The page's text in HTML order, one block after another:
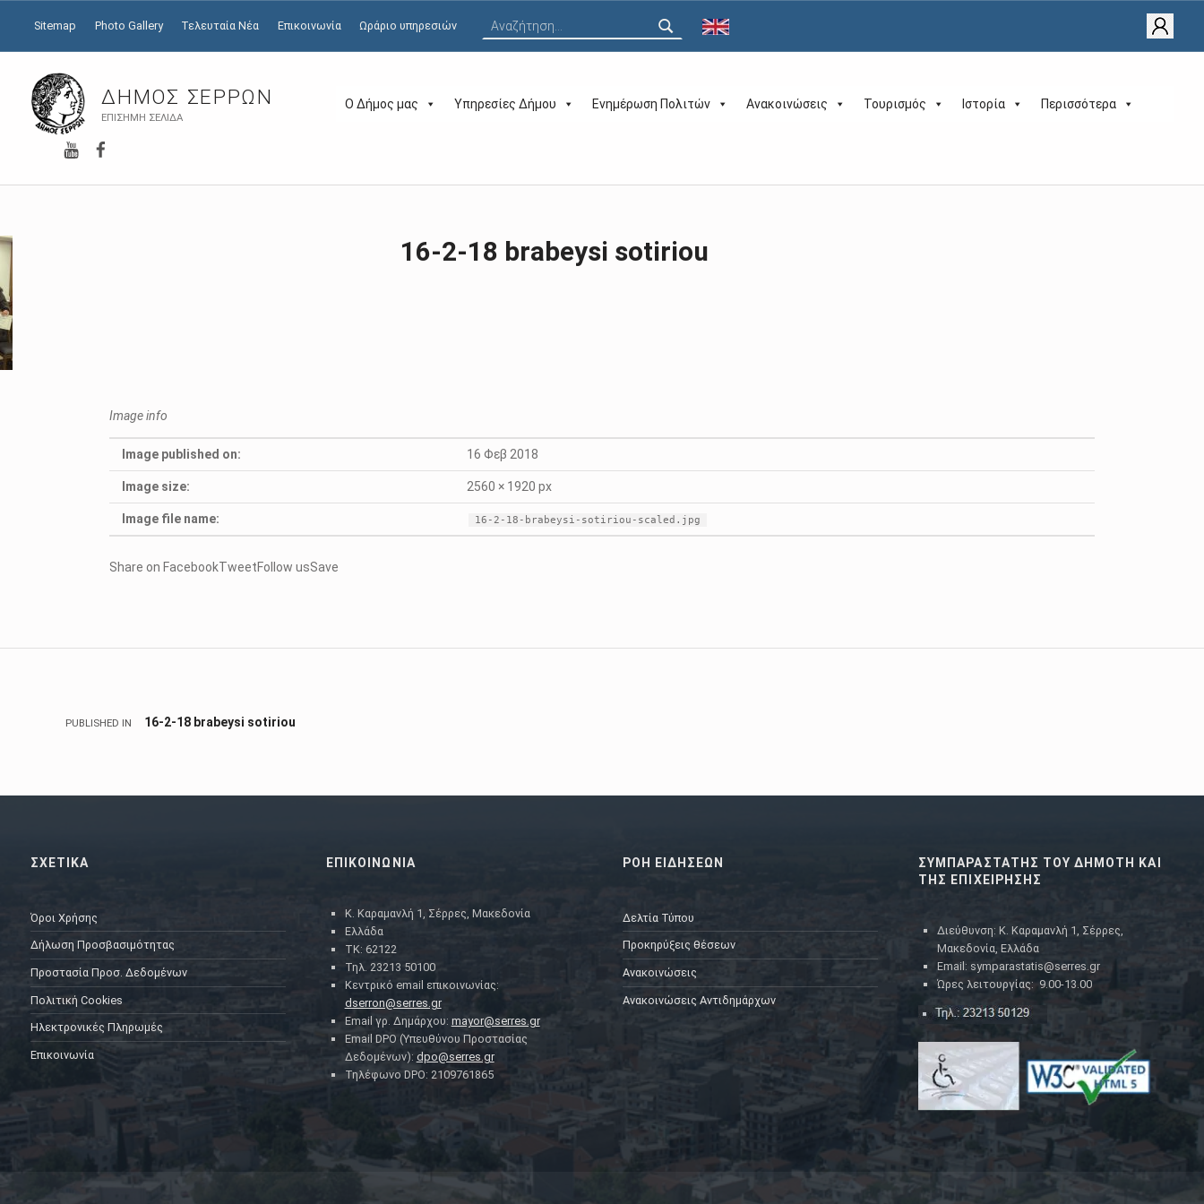
ΔΉΜΟΣ ΣΕΡΡΏΝ
ΕΠΊΣΗΜΗ ΣΕΛΊΔΑ
Ο Δήμος μας Υπηρεσίες Δήμου Ενημέρωση Πολιτών Ανακοινώσεις Τουρισμός Ιστορία Περισσότερα
YouTube
Sitemap Photo Gallery Τελευταία Νέα Επικοινωνία Ωράριο υπηρεσιών
16-2-18 brabeysi sotiriou
Image info
Image published on: 16 Φεβ 2018
Image size: 2560 × 1920 px
Image file name: 16-2-18-brabeysi-sotiriou-scaled.jpg
Share on FacebookTweetFollow usSave
Πλοήγηση άρθρων
PUBLISHED IN 16-2-18 brabeysi sotiriou
ΣΧΕΤΙΚΑ
Όροι Χρήσης
Δήλωση Προσβασιμότητας
Προστασία Προσ. Δεδομένων
Πολιτική Cookies
Ηλεκτρονικές Πληρωμές
Επικοινωνία
ΕΠΙΚΟΙΝΩΝΙΑ
Κ. Καραμανλή 1, Σέρρες, Μακεδονία
Ελλάδα
ΤΚ: 62122
Τηλ. 23213 50100
Κεντρικό email επικοινωνίας:
dserron@serres.gr
Email γρ. Δημάρχου: mayor@serres.gr
Email DPO (Υπευθύνου Προστασίας
Δεδομένων): dpo@serres.gr
Τηλέφωνο DPO: 2109761865
ΡΟΗ ΕΙΔΗΣΕΩΝ
Δελτία Τύπου
Προκηρύξεις θέσεων
Ανακοινώσεις
Ανακοινώσεις Αντιδημάρχων
ΣΥΜΠΑΡΑΣΤΑΤΗΣ ΤΟΥ ΔΗΜΟΤΗ ΚΑΙ
ΤΗΣ ΕΠΙΧΕΙΡΗΣΗΣ
Διεύθυνση: Κ. Καραμανλή 1, Σέρρες,
Μακεδονία, Ελλάδα
Email: symparastatis@serres.gr
Ώρες λειτουργίας: 9.00-13.00